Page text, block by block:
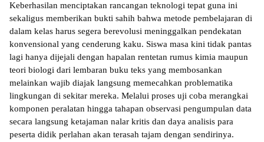
Keberhasilan menciptakan rancangan teknologi tepat guna ini
sekaligus memberikan bukti sahih bahwa metode pembelajaran di
dalam kelas harus segera berevolusi meninggalkan pendekatan
konvensional yang cenderung kaku. Siswa masa kini tidak pantas
lagi hanya dijejali dengan hapalan rentetan rumus kimia maupun
teori biologi dari lembaran buku teks yang membosankan
melainkan wajib diajak langsung memecahkan problematika
lingkungan di sekitar mereka. Melalui proses uji coba merangkai
komponen peralatan hingga tahapan observasi pengumpulan data
secara langsung ketajaman nalar kritis dan daya analisis para
peserta didik perlahan akan terasah tajam dengan sendirinya.